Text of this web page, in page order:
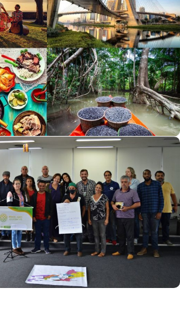
Filiais Da Terceira Via
Dos Empreendimentos
Familiar Acontece No Rio De
Janeiro